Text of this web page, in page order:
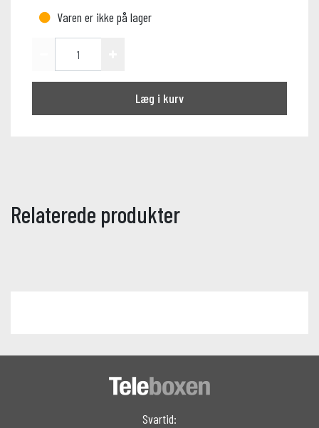
Varen er ikke på lager
Læg i kurv
Relaterede produkter
Svartid: